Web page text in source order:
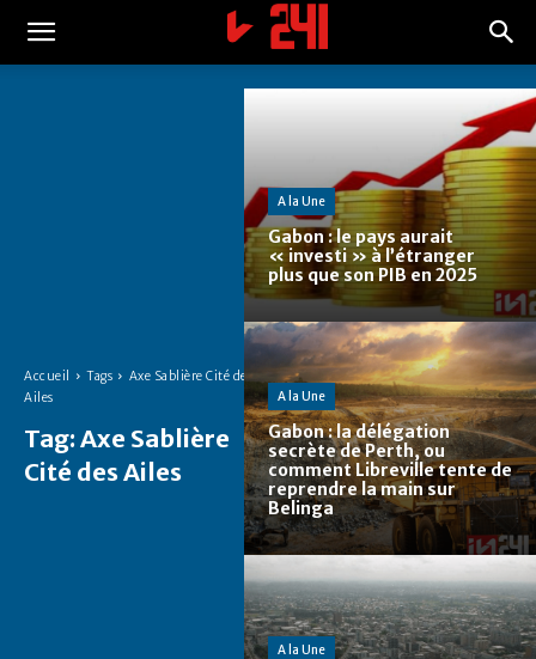
Accueil Tags
Axe Sablière Cité des
Ailes
Tag: Axe Sablière
Cité des Ailes
A la Une
Gabon : le pays aurait
« investi » à l’étranger
plus que son PIB en 2025
A la Une
Gabon : la délégation
secrète de Perth, ou
comment Libreville tente de
reprendre la main sur
Belinga
A la Une